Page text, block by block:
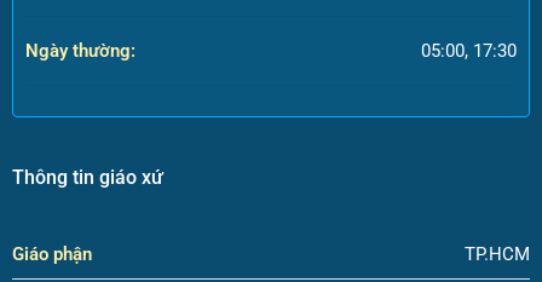
Ngày thường: 05:00, 17:30
Thông tin giáo xứ
Giáo phận TP.HCM